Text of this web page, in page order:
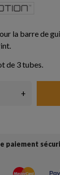
la barre de
de 3 tubes.
+
paiement